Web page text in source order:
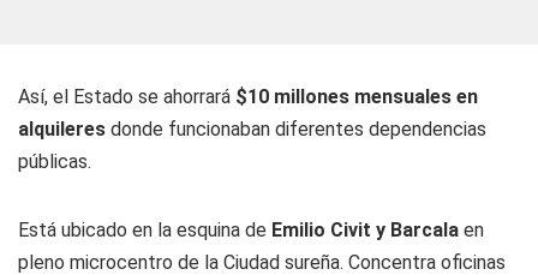
Así, el Estado se ahorrará $10 millones mensuales en
alquileres donde funcionaban diferentes dependencias
públicas.
Está ubicado en la esquina de Emilio Civit y Barcala en
pleno microcentro de la Ciudad sureña. Concentra oficinas